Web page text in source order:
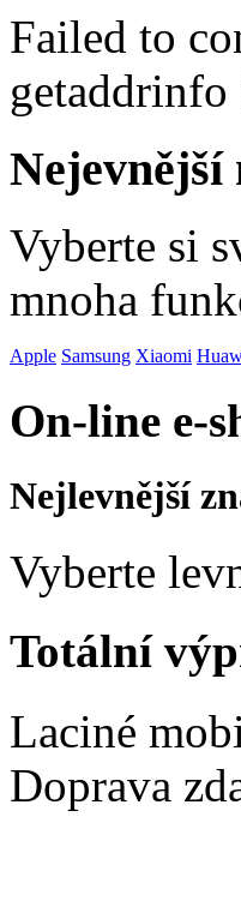
Failed to
Vyberte si
mnoha
Apple Samsung Xiaomi
On-line e-
Nejlevnější
Vyberte
Totální
Laciné
Doprava